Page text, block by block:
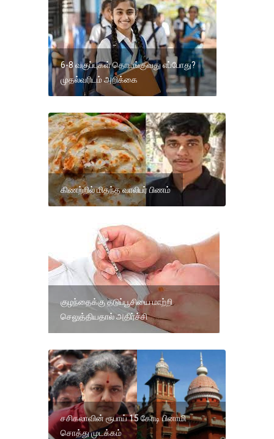
6-8 வகுப்புகள் தொடங்குவது எப்போது?
முதல்வரிடம் அறிக்கை
கிணற்றில் மிதந்த வாலிபர் பிணம்
குழந்தைக்கு தடுப்பூசியை மாற்றி
செலுத்தியதால் அதிர்ச்சி
சசிகலாவின் ரூபாய் 15 கோடி பினாமி
சொத்து முடக்கம்